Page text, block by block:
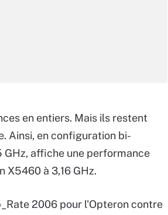
en entiers. Mais ils restent
Ainsi, en configuration bi-
GHz, affiche une performance
X5460 à 3,16 GHz.
2006 pour l'Opteron contre